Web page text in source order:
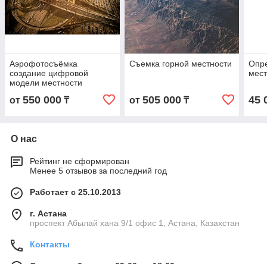
Аэрофотосъёмка
создание цифровой
модели местности
от 550 000 ₸
Съемка горной местности
от 505 000₸ 45
О нас
Рейтинг не сформирован
Менее 5 отзывов за последний год
Работает с 25.10.2013
г. Астана
проспект Абылай хана 9/1 офис 1, Астана, Казахстан
Контакты